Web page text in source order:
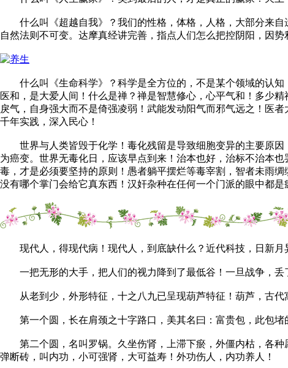
什么叫《超越自我》？我们的性格，体格，人格，大部分来自
自然法则不可变。达摩真经讲完善，指点人们怎么把控阴阳，因
什么叫《生命科学》？科学是全方位的，不是某个领域的认知
医和，是大爱人间！什么是禅？禅是智慧修心，心平气和！多少
戾气，自身强大而不是倚强凌弱！武能发动阳气而邪气远之！医
千年实践，深入民心！
世界与人类皆毁于化学！毒化残留是导致细胞变异的主要原因
为癌变。世界无毒化日，应该早点到来！治本也好，治标不治本
毒，才是必须要坚持的原则！愚者躺平摆烂等毒宰割，智者未雨
没有哪个掌门会给它真东西！汉奸杂种在任何一个门派的眼中都
现代人，得现代病！现代人，到底缺什么？近代科技，日新月
一把无形的大手，把人们的视力降到了最低谷！一旦战争，丢
从老到少，外形特征，十之八九已呈现葫芦特征！葫芦，古代
第一个圆，长在肩颈之十字路口，美其名曰：富贵包，此包堵
第二个圆，名叫罗锅。久坐伤肾，上滞下瘀，外僵内枯，各种
弹断砖，叫内功，小可强肾，大可益寿！外功伤人，内功养人！